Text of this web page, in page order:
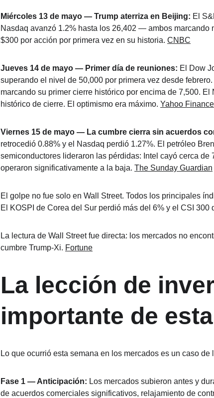
Miércoles 13 de mayo — Trump aterriza en Beijing: El
Nasdaq avanzó 1.2% hasta los 26,402 — ambos marcando
$300 por acción por primera vez en su historia. CNBC
Jueves 14 de mayo — Primer día de reuniones: El Dow
superando el nivel de 50,000 por primera vez desde
marcando su primer cierre histórico por encima de 7,500.
histórico de cierre. El optimismo era máximo. Yahoo Finance
Viernes 15 de mayo — La cumbre cierra sin acuerdos
retrocedió 0.88% y el Nasdaq perdió 1.27%. El petróleo
semiconductores lideraron las pérdidas: Intel cayó cerca
operaron significativamente a la baja. The Sunday Guardian
El golpe no fue solo en Wall Street. Todos los principales
El KOSPI de Corea del Sur perdió más del 6% y el CSI 300
La lectura de Wall Street fue directa: los mercados no
cumbre Trump-Xi. Fortune
La lección de
importante de
Lo que ocurrió esta semana en los mercados es un caso
Fase 1 — Anticipación: Los mercados subieron antes y
de acuerdos comerciales significativos, relajamiento de